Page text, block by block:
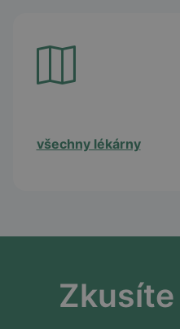
všechny lékárny